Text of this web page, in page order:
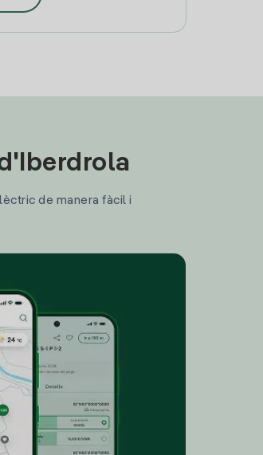
de manera fàcil i